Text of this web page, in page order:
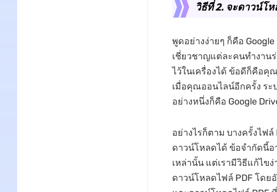
วิธีที่ 2. จะดาวน์โ
พูดอย่างง่ายๆ ก็คือ
เชี่ยวชาญแต่ละคนทำงาน
ไว้ในเครื่องได้ ข้อดีก็คือคุ
เมื่อคุณออนไลน์อีกครั้ง ร
อย่างหนึ่งก็คือ Google
อย่างไรก็ตาม บางครั้งไฟ
ดาวน์โหลดได้ ข้อจำกัดนี้อ
เหล่านั้น แต่เรามีวิธีแก้ไข
ดาวน์โหลดไฟล์ PDF โด